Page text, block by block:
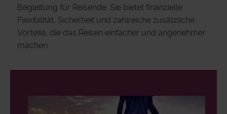
Begleitung für Reisende. Sie bietet finanzielle
Flexibilität, Sicherheit und zahlreiche zusätzliche
Vorteile, die das Reisen einfacher und angenehmer
machen.